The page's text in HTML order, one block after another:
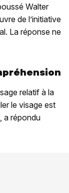
Walter
de l’initiative
La réponse ne
relatif à la
le visage est
a répondu